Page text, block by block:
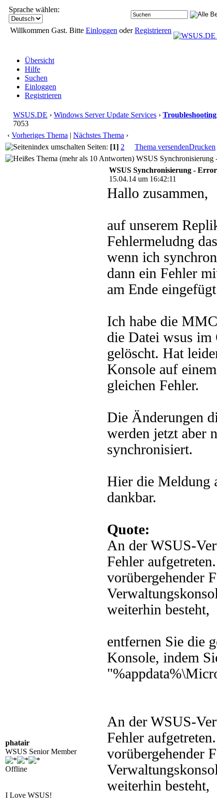
Sprache wählen:
Willkommen Gast. Bitte Einloggen oderRegistrieren
Übersicht
Hilfe
Suchen
Einloggen
Registrieren
WSUS.DE › Windows Server Update Services › Troubleshooting
7053
‹ Vorheriges Thema | Nächstes Thema ›
Seiten: [1] 2 Thema versendenDrucken
WSUS Synchronisierung
phatair
WSUS Senior Member
Offline
I Love WSUS!
WSUS Synchronisierung -
15.04.14 um 16:42:11
Hallo zusammen,
auf unserem
Fehlermeludng
wenn ich
dann ein Fehler
am Ende
Ich habe die
die Datei wsus
gelöscht. Hat
Konsole auf
gleichen Fehler.
Die Änderungen
werden jetzt aber
synchronisiert.
Hier die Meldung
dankbar.
Quote:
An der WSUS-
Fehler
vorübergehender
weiterhin besteht,
entfernen Sie die
Konsole, indem
An der WSUS-
Fehler
vorübergehender
weiterhin besteht,